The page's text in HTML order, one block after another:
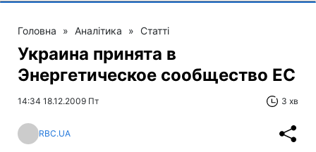
Головна » Аналітика » Статті
Украина принята в
Энергетическое сообщество ЕС
14:34 18.12.2009 Пт 3 хв
RBC.UA